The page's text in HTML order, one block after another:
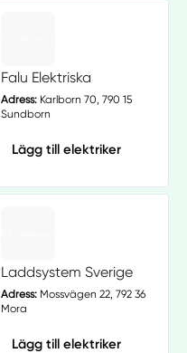
Falu Elektriska
Adress:Karlborn 70, 790 15
Sundborn
Lägg till elektriker
Laddsystem Sverige
Adress:Mossvägen 22, 792 36
Mora
Lägg till elektriker